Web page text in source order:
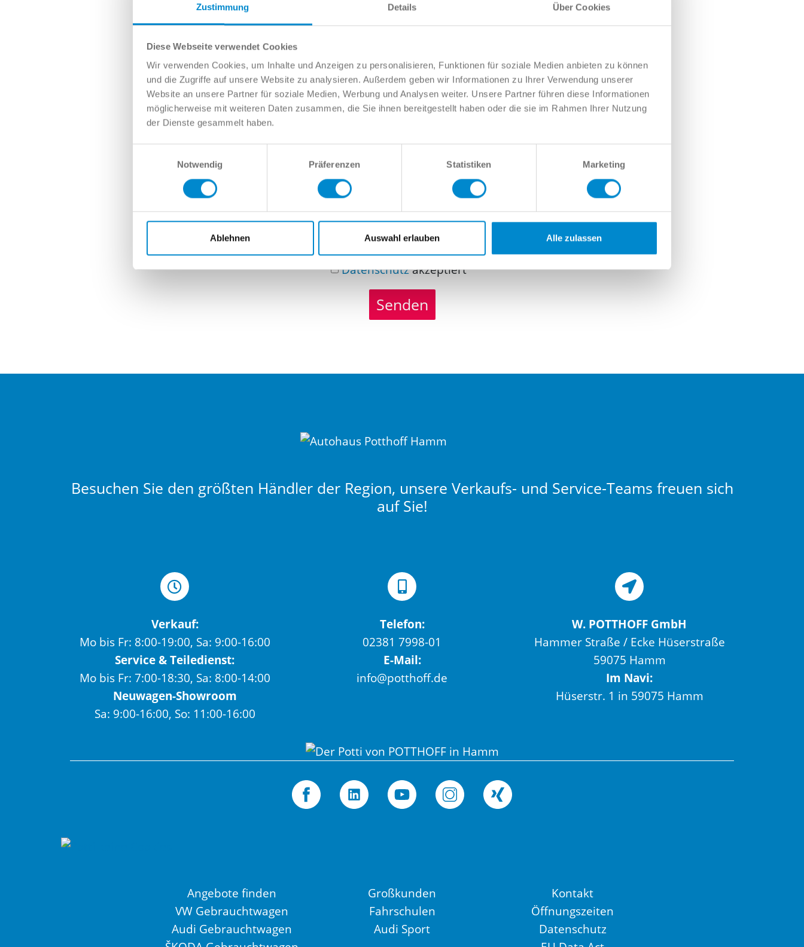
Zustimmung Details Über Cookies
Diese Webseite verwendet Cookies
Wir verwenden Cookies, um Inhalte und Anzeigen zu personalisieren, Funktionen für soziale Medien anbieten zu können
und die Zugriffe auf unsere Website zu analysieren. Außerdem geben wir Informationen zu Ihrer Verwendung unserer
Website an unsere Partner für soziale Medien, Werbung und Analysen weiter. Unsere Partner führen diese Informationen
möglicherweise mit weiteren Daten zusammen, die Sie ihnen bereitgestellt haben oder die sie im Rahmen Ihrer Nutzung
der Dienste gesammelt haben.
Notwendig
Präferenzen Statistiken Marketing
Ablehnen Auswahl erlauben Alle zulassen
E-Mail
Telefonnummer
Nachricht
Datenschutzakzeptiert
Senden
Besuchen Sie den größten Händler der Region, unsere Verkaufs- und Service-Teams freuen sich
auf Sie!
Verkauf:
Mo bis Fr: 8:00-19:00, Sa: 9:00-16:00
Service & Teiledienst:
Mo bis Fr: 7:00-18:30, Sa: 8:00-14:00
Neuwagen-Showroom
Sa: 9:00-16:00, So: 11:00-16:00
Telefon:
02381 7998-01
E-Mail:
info@potthoff.de
W. POTTHOFF GmbH
Hammer Straße / Ecke Hüserstraße
59075 Hamm
Im Navi:
Hüserstr. 1 in 59075 Hamm
Angebote finden
VW Gebrauchtwagen
Audi Gebrauchtwagen
Großkunden
Fahrschulen
Audi Sport
Kontakt
Öffnungszeiten
Datenschutz